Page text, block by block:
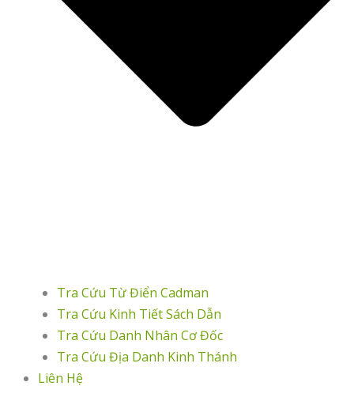
Tra Cứu Từ Điển Cadman
Tra Cứu Kinh Tiết Sách Dẫn
Tra Cứu Danh Nhân Cơ Đốc
Tra Cứu Địa Danh Kinh Thánh
Liên Hệ